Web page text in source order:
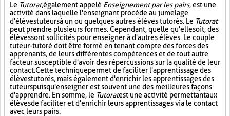
Le Tutorat, également appelé Enseignement par les pairs, est une
activité dans laquelle l'enseignant procède au jumelage
d'élèves tuteurs à un ou quelques autres élèves tutorés. Le Tutorat
peut prendre plusieurs formes. Cependant, quelle qu'elle soit, des
élèves sont sollicités pour enseigner à d'autres élèves. Le couple
tuteur-tutoré doit être formé en tenant compte des forces des
apprenants, de leurs différentes compétences et de tout autre
facteur susceptible d'avoir des répercussions sur la qualité de leur
contact. Cette technique permet de faciliter l'apprentissage des
élèves tutorés, mais également d'enrichir les apprentissages des
tuteurs puisqu'enseigner est souvent une des meilleures façons
d'apprendre. En somme, le Tutoratest une activité permettant aux
élèves de faciliter et d'enrichir leurs apprentissages via le contact
avec leurs pairs.